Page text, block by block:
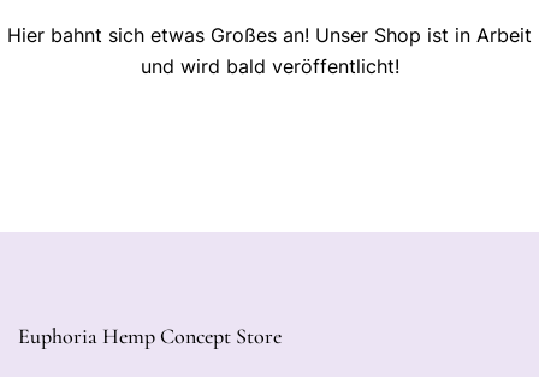
Hier bahnt sich etwas Großes an! Unser Shop ist in Arbeit
und wird bald veröffentlicht!
Euphoria Hemp Concept Store